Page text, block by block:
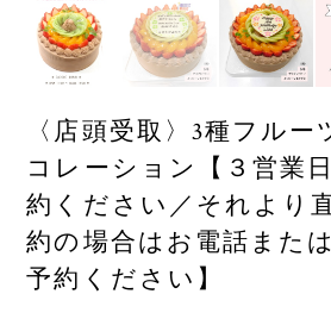
〈店頭受取〉3種フル
コレーション【３営業
約ください／それより
約の場合はお電話また
予約ください】